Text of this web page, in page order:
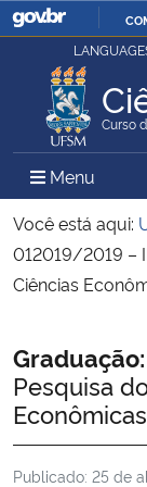
Ministério da Justiça
Ministério da Defesa
Ministério das
Ministério da Economia
Ministério da
Ministério da Educação
Curso
Menu
Você está aqui:
012019/2019 –
Ciências
Início do
Graduação:
Pesquisa
Econômicas
Publicado: 25 de